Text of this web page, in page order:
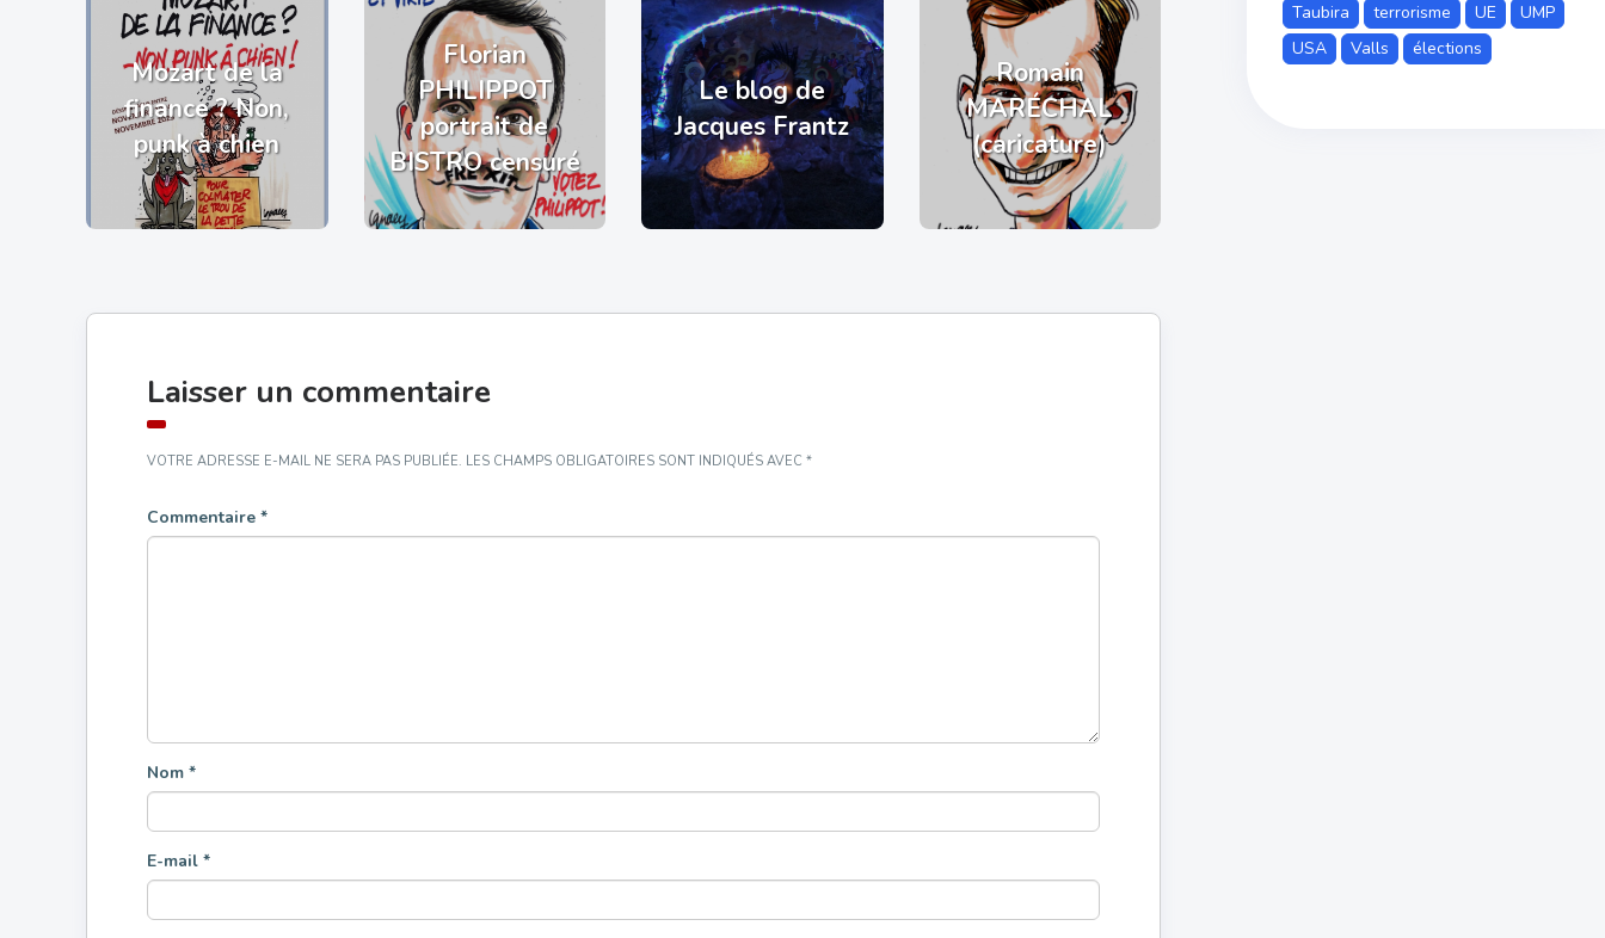
Mozart de la
finance ? Non,
punk à chien
Florian
PHILIPPOT
portrait de
BISTRO censuré
Le blog de
Jacques Frantz
Romain
MARÉCHAL
(caricature)
Laisser un commentaire
VOTRE ADRESSE E-MAIL NE SERA PAS PUBLIÉE. LES CHAMPS OBLIGATOIRES SONT INDIQUÉS AVEC *
Commentaire *
Nom *
E-mail *
Taubira
terrorisme UE
UMP
USA
Valls élections